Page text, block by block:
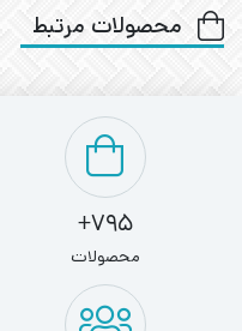
محصولات مرتبط
795+
محصولات